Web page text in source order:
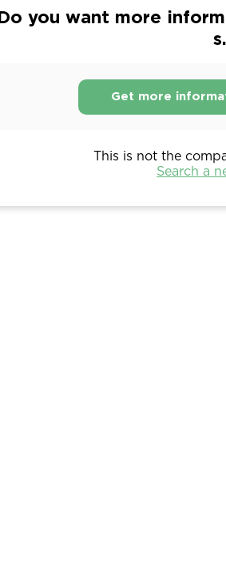
Do you want more
Get more
This is not the
Search a